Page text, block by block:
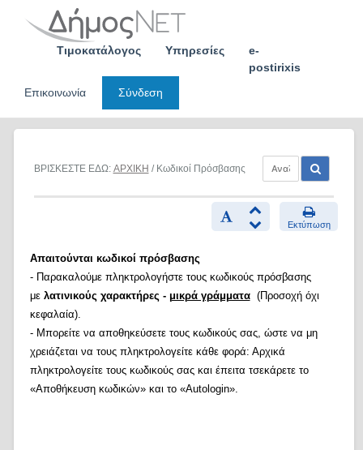
Τιμοκατάλογος Υπηρεσίες
e-
postirixis
Επικοινωνία
Σύνδεση
ΒΡΙΣΚΕΣΤΕ ΕΔΩ: ΑΡΧΙΚΗ / Κωδικοί Πρόσβασης
Εκτύπωση
Απαιτούνται κωδικοί πρόσβασης
- Παρακαλούμε πληκτρολογήστε τους κωδικούς πρόσβασης
με λατινικούς χαρακτήρες - μικρά γράμματα(Προσοχή όχι
κεφαλαία).
- Μπορείτε να αποθηκεύσετε τους κωδικούς σας, ώστε να μη
χρειάζεται να τους πληκτρολογείτε κάθε φορά: Αρχικά
πληκτρολογείτε τους κωδικούς σας και έπειτα τσεκάρετε το
«Αποθήκευση κωδικών» και το «Autologin».